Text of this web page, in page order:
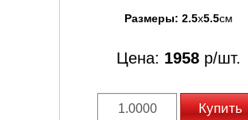
Размеры: 2.5x5.5см
Цена: 1958 р/шт.
Купить